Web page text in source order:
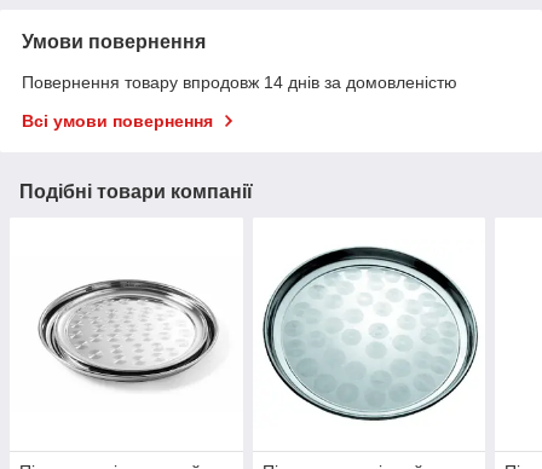
Умови повернення
Повернення товару впродовж 14 днів за домовленістю
Всі умови повернення
Подібні товари компанії